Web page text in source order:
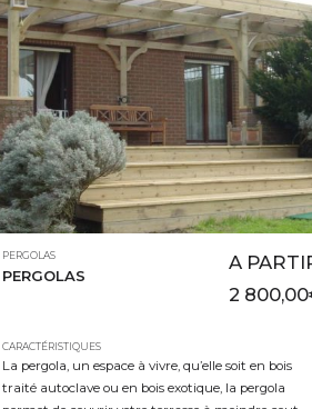
PERGOLAS
PERGOLAS
A
2 800,00
CARACTÉRISTIQUES
La pergola, un espace à vivre, qu’elle soit en bois
traité autoclave ou en bois exotique, la pergola